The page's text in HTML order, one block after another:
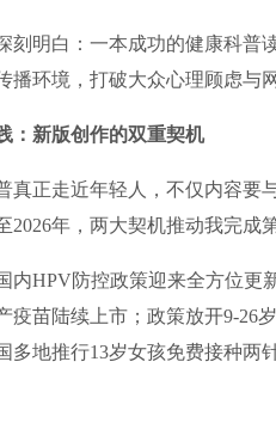
明白：一本成功的健康科普
播环境，打破大众心理顾虑与
：新版创作的双重契机
正走近年轻人，不仅内容要
2026年，两大契机推动我完成
HPV防控政策迎来全方位更
疫苗陆续上市；政策放开9-26
多地推行13岁女孩免费接种两